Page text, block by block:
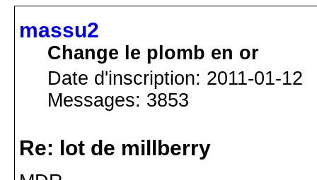
massu2
Change le plomb en or
Date d'inscription: 2011-01-12
Messages: 3853
Re: lot de millberry